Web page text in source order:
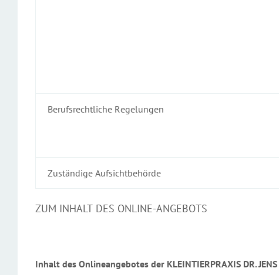
Berufsrechtliche Regelungen
Zuständige Aufsichtbehörde
ZUM INHALT DES ONLINE-ANGEBOTS
Inhalt des Onlineangebotes der KLEINTIERPRAXIS DR. JENS